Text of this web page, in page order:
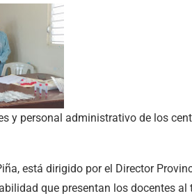
y personal administrativo de los
está dirigido por el Director
que presentan los docentes al